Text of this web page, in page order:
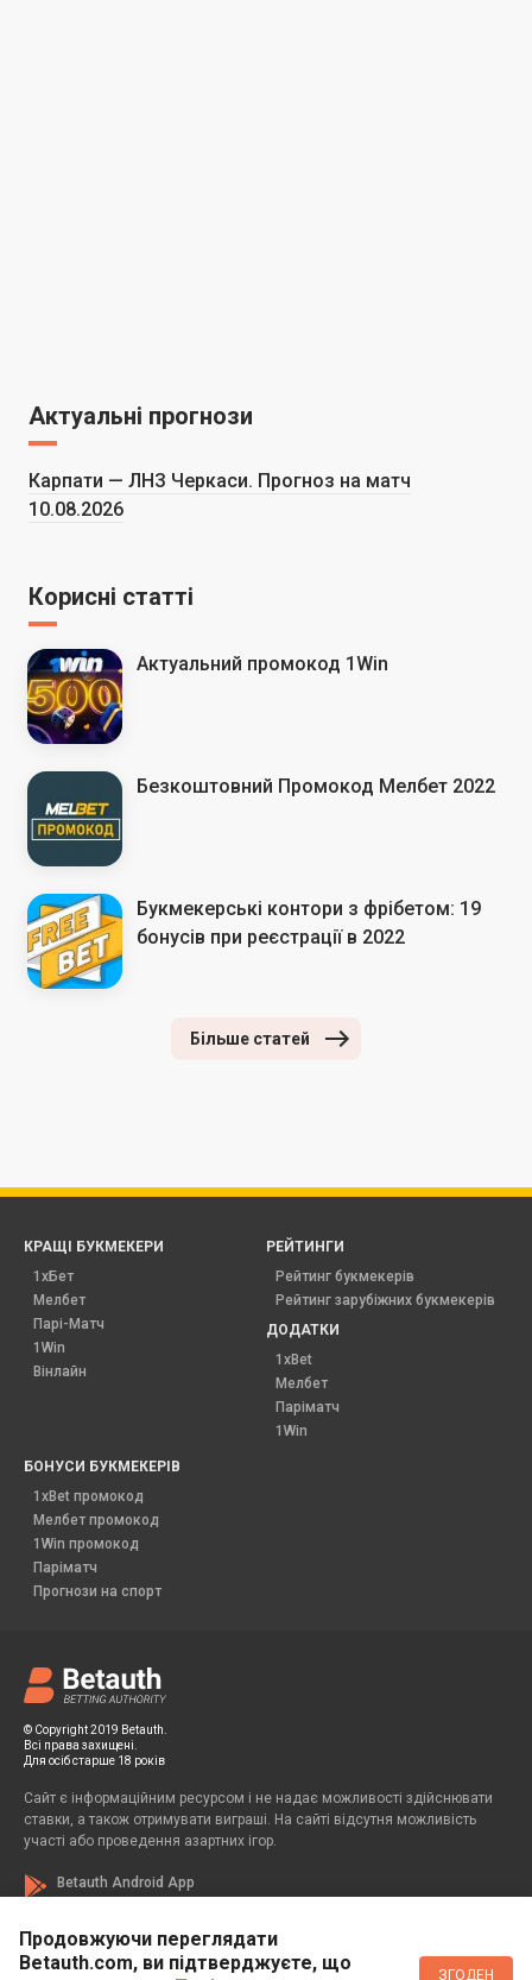
Актуальні прогнози
Карпати — ЛНЗ Черкаси. Прогноз на матч
10.08.2026
Корисні статті
Актуальний промокод 1Win
Безкоштовний Промокод Мелбет 2022
Букмекерські контори з фрібетом: 19
бонусів при реєстрації в 2022
Більше статей
Продовжуючи переглядати
Betauth.com, ви підтверджуєте, що
ЗГОДЕН
© Copyright 2019 Betauth.
Всі права захищені.
Для осіб старше 18 років
Сайт є інформаційним ресурсом і не надає можливості здійснювати
ставки, а також отримувати виграші. На сайті відсутня можливість
участі або проведення азартних ігор.
Betauth Android App
КРАЩІ БУКМЕКЕРИ
1хБет
Мелбет
Парі-Матч
1Win
Вінлайн
РЕЙТИНГИ
Рейтинг букмекерів
Рейтинг зарубіжних букмекерів
ДОДАТКИ
1xBet
Мелбет
Паріматч
1Win
БОНУСИ БУКМЕКЕРІВ
1xBet промокод
Мелбет промокод
1Win промокод
Паріматч
Прогнози на спорт
Если вы заметили у себя признаки зависимости от азартных игр, вы